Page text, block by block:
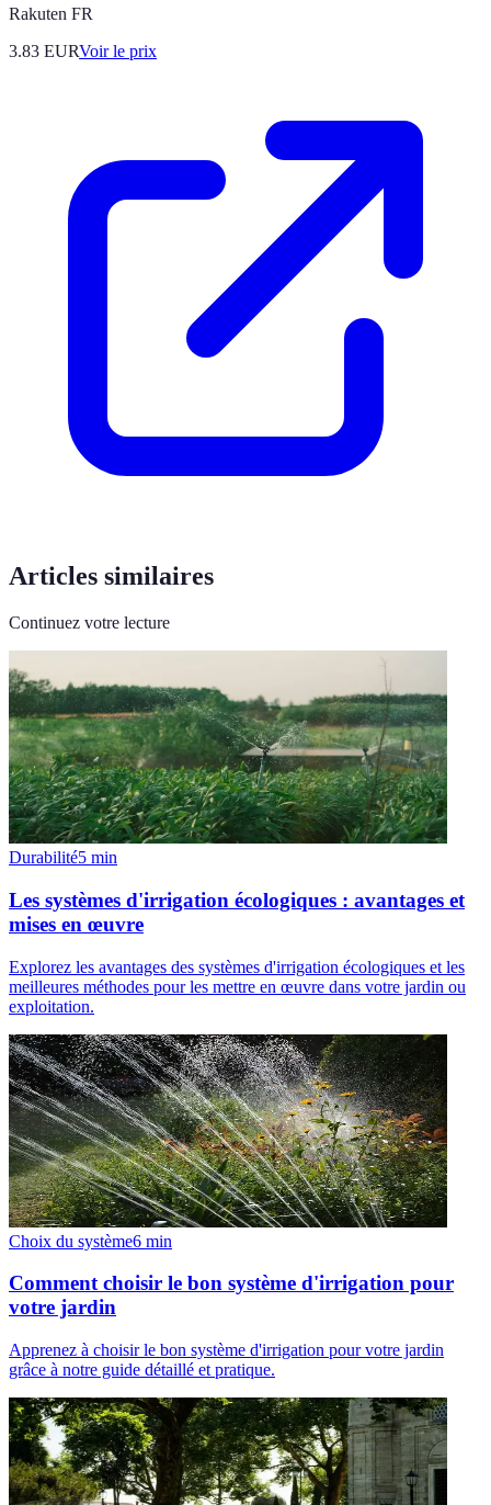
Rakuten FR
3.83 EURVoir le prix
Articles similaires
Continuez votre lecture
Durabilité5 min
Les systèmes d'irrigation écologiques : avantages et
mises en œuvre
Explorez les avantages des systèmes d'irrigation écologiques et les
meilleures méthodes pour les mettre en œuvre dans votre jardin ou
exploitation.
Choix du système6 min
Comment choisir le bon système d'irrigation pour
votre jardin
Apprenez à choisir le bon système d'irrigation pour votre jardin
grâce à notre guide détaillé et pratique.